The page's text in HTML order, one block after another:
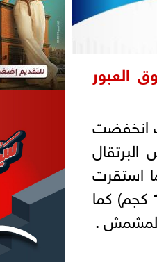
العبور
انخفضت
البرتقال
بينما استقرت
لتتراوح من 32 : 40 جنيهًا للواحدة وزن من (8 : 10 كجم) كما
.